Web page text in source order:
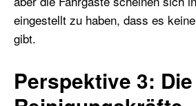
eingestellt zu haben, dass es
gibt.
Perspektive 3: Die